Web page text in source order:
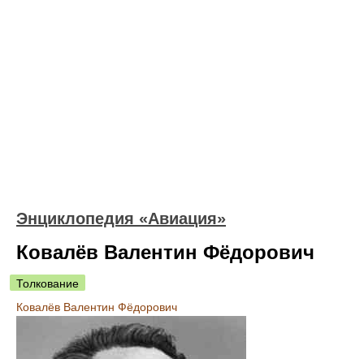
Энциклопедия «Авиация»
Ковалёв Валентин Фёдорович
Толкование
Ковалёв Валентин Фёдорович